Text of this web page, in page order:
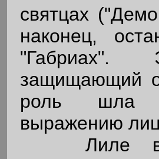
святцах
наконец,
защищающий
роль шла
выражению
Лиле в